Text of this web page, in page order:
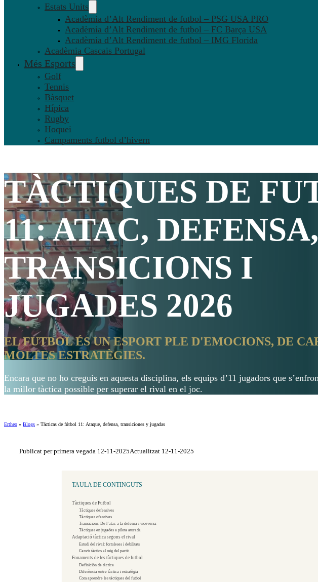
Estats Units
Acadèmia d’Alt Rendiment de futbol – PSG USA PRO
Acadèmia d’Alt Rendiment de futbol – FC Barça USA
Acadèmia d’Alt Rendiment de futbol – IMG Florida
Acadèmia Cascais Portugal
Més Esports
Golf
Tennis
Bàsquet
Hípica
Rugby
Hoquei
Campaments futbol d’hivern
TÀCTIQUES DE
11: ATAC, DEFENSA,
TRANSICIONS I
JUGADES 2026
EL FUTBOL ÉS UN ESPORT PLE D'EMOCIONS, DE
MOLTES ESTRATÈGIES.
Encara que no ho creguis en aquesta disciplina, els equips d’11 jugadors que
la millor tàctica possible per superar el rival en el joc.
Ertheo » Blogs » Tácticas de fútbol 11: Ataque, defensa, transiciones y jugadas
Publicat per primera vegada 12-11-2025Actualitzat 12-11-2025
TAULA DE CONTINGUTS
Tàctiques de Futbol
Tàctiques defensives
Tàctiques ofensives
Transicions: De l’atac a la defensa i viceversa
Tàctiques en jugades a pilota aturada
Adaptació tàctica segons el rival
Estudi del rival: fortaleses i debilitats
Canvis tàctics al mig del partit
Fonaments de les tàctiques de futbol
Definición de táctica
Diferència entre tàctica i estratègia
Com aprendre les tàctiques del futbol